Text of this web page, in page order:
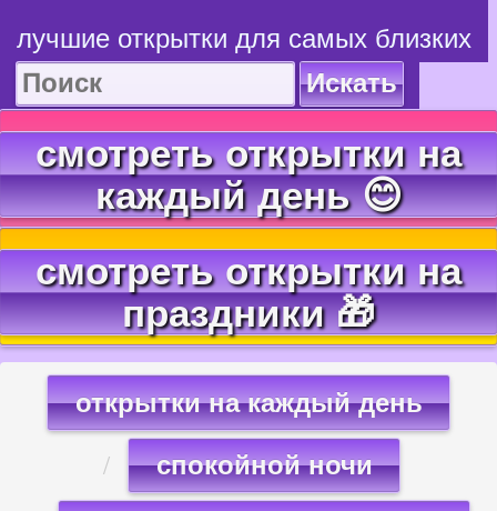
лучшие открытки для самых близких
Искать
смотреть открытки на
каждый день 😊
смотреть открытки на
праздники 🎁
открытки на каждый день
спокойной ночи